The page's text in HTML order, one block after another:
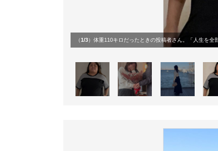
（1/3）体重110キロだったときの投稿者さん。「人生を全部諦めてた。できるだけ目立